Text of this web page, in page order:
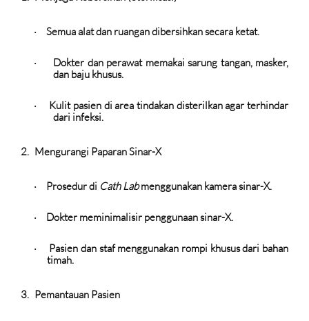
· Semua alat dan ruangan dibersihkan secara ketat.
·
Dokter dan perawat memakai sarung tangan, masker,
dan baju khusus.
·
Kulit pasien di area tindakan disterilkan agar terhindar
dari infeksi.
2. Mengurangi Paparan Sinar-X
· Prosedur di Cath Labmenggunakan kamera sinar-X.
· Dokter meminimalisir penggunaan sinar-X.
·
Pasien dan staf menggunakan rompi khusus dari bahan
timah.
3. Pemantauan Pasien